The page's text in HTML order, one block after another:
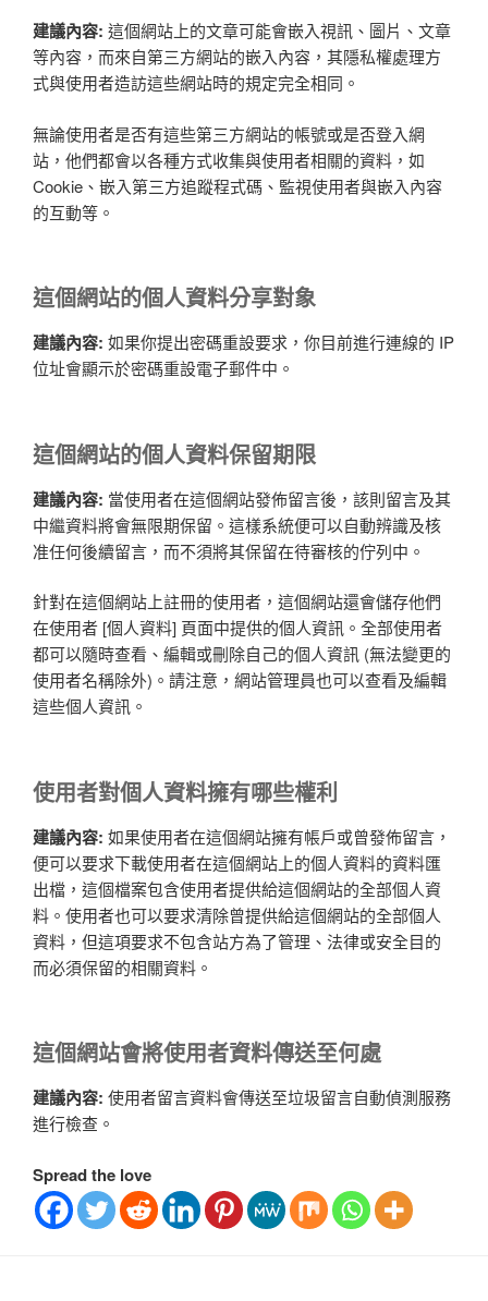
建議內容: 這個網站上的文章可能會嵌入視訊、圖片、文章
等內容，而來自第三方網站的嵌入內容，其隱私權處理方
式與使用者造訪這些網站時的規定完全相同。
無論使用者是否有這些第三方網站的帳號或是否登入網
站，他們都會以各種方式收集與使用者相關的資料，如
Cookie、嵌入第三方追蹤程式碼、監視使用者與嵌入內容
的互動等。
這個網站的個人資料分享對象
建議內容: 如果你提出密碼重設要求，你目前進行連線的 IP
位址會顯示於密碼重設電子郵件中。
這個網站的個人資料保留期限
建議內容: 當使用者在這個網站發佈留言後，該則留言及其
中繼資料將會無限期保留。這樣系統便可以自動辨識及核
准任何後續留言，而不須將其保留在待審核的佇列中。
針對在這個網站上註冊的使用者，這個網站還會儲存他們
在使用者 [個人資料] 頁面中提供的個人資訊。全部使用者
都可以隨時查看、編輯或刪除自己的個人資訊 (無法變更的
使用者名稱除外)。請注意，網站管理員也可以查看及編輯
這些個人資訊。
使用者對個人資料擁有哪些權利
建議內容: 如果使用者在這個網站擁有帳戶或曾發佈留言，
便可以要求下載使用者在這個網站上的個人資料的資料匯
出檔，這個檔案包含使用者提供給這個網站的全部個人資
料。使用者也可以要求清除曾提供給這個網站的全部個人
資料，但這項要求不包含站方為了管理、法律或安全目的
而必須保留的相關資料。
這個網站會將使用者資料傳送至何處
建議內容: 使用者留言資料會傳送至垃圾留言自動偵測服務
進行檢查。
Spread the love